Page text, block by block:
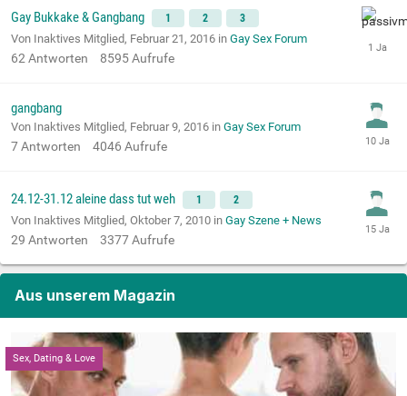
Gay Bukkake & Gangbang 1 2 3
Von Inaktives Mitglied, Februar 21, 2016 in Gay Sex Forum
62 Antworten 8595Aufrufe
gangbang
Von Inaktives Mitglied, Februar 9, 2016 in Gay Sex Forum
7Antworten 4046 Aufrufe
24.12-31.12 aleine dass tut weh 1 2
Von Inaktives Mitglied, Oktober 7, 2010 in Gay Szene + News
29 Antworten 3377Aufrufe
Aus unserem Magazin
Sex, Dating & Love